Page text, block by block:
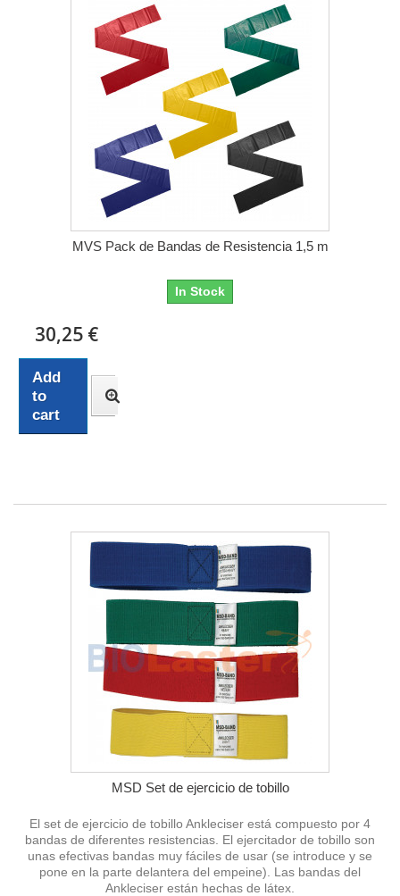
MVS Pack de Bandas de Resistencia 1,5 m
In Stock
30,25 €
Add
to
cart
MSD Set de ejercicio de tobillo
El set de ejercicio de tobillo Ankleciser está compuesto por 4
bandas de diferentes resistencias. El ejercitador de tobillo son
unas efectivas bandas muy fáciles de usar (se introduce y se
pone en la parte delantera del empeine). Las bandas del
Ankleciser están hechas de látex.